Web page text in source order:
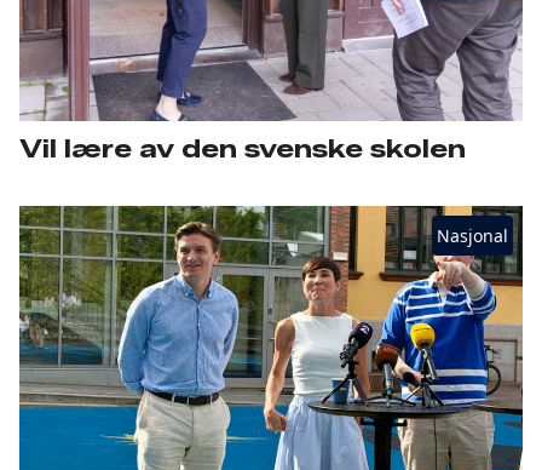
Vil lære av den svenske skolen
Nasjonal